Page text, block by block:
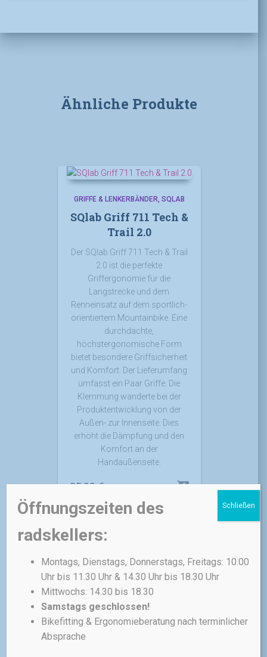
Ähnliche Produkte
GRIFFE & LENKERBÄNDER SQLAB
SQlab Griff 711 Tech &
Trail 2.0
Der SQlab Griff 711 Tech & Trail
2.0 ist die perfekte
Griffergonomie für die
Langstrecke und dem
Renneinsatz auf dem sportlich-
orientiertem Mountainbike. Eine
durchdachte,
höchstergonomische Form
bietet besondere Griffsicherheit
und Komfort. Der Lieferumfang
umfasst ein Paar Griffe. Die
Klemmung wanderte bei der
Produktentwicklung von der
Außen- zur Innenseite. Dies
erhöht die Dämpfung und den
Komfort an der
Handaußenseite.
35,00€
zzgl.
GRIFFE & LENKERBÄNDER SQLAB
SQlab Griff 7OX 2.0
Öffnungszeiten des
radskellers:
Montags, Dienstags, Donnerstags, Freitags: 10.00
Uhr bis 11.30 Uhr & 14.30 Uhr bis 18.30 Uhr
Mittwochs: 14.30 bis 18.30
Samstags geschlossen!
Bikefitting & Ergonomieberatung nach terminlicher
Absprache
Schließen